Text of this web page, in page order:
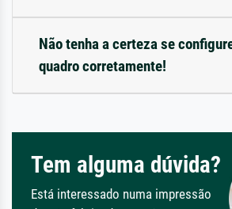
Não tenha a certeza se
quadro corretamente!
Tem alguma dúvida?
Está interessado numa impressão